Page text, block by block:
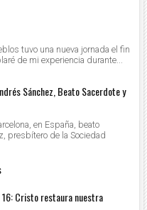
tuvo una nueva jornada el fin
de mi experiencia durante...
Sánchez, Beato Sacerdote y
en España, beato
presbítero de la Sociedad
16: Cristo restaura nuestra